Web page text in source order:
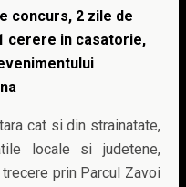
concurs, 2 zile de
cerere in casatorie,
cat si din strainatate,
locale si judetene,
prin Parcul Zavoi